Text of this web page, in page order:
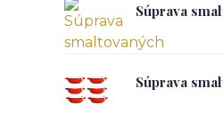
Súprava
Súprava